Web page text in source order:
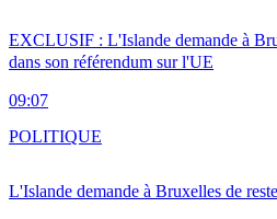
EXCLUSIF : L'Islande demande à
dans son référendum sur l'UE
09:07
L'Islande demande à Bruxelles de
POLITIQUE